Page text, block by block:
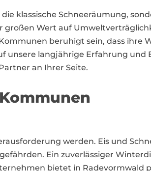
klassische Schneeräumung,
Wert auf
beruhigt sein, dass ihre
unsere langjährige Erfahrung und
an Ihrer Seite.
werden. Eis und
Ein zuverlässiger
bietet in Radevormwald